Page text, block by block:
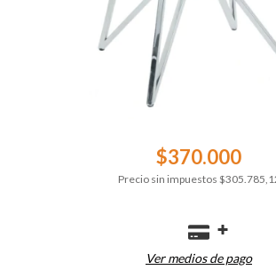
$370.000
Precio sin impuestos
Ver medios de pago